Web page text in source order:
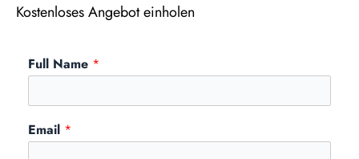
Kostenloses Angebot einholen
Full Name *
Email *